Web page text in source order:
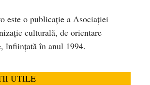
este o publicaţie a Asociaţiei
culturală, de orientare
înfiinţată în anul 1994.
UTILE